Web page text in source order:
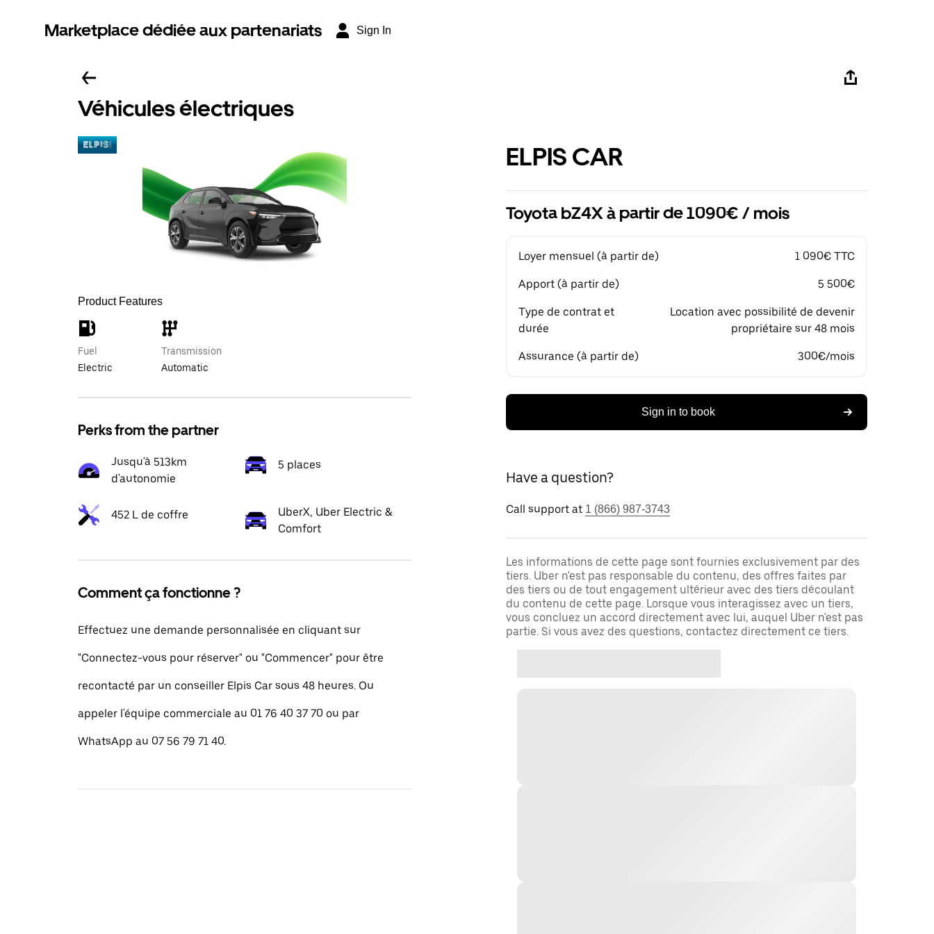
Marketplace dédiée aux partenariats Sign In
Véhicules électriques
Product Features
Fuel
Electric
Transmission
Automatic
Perks from the partner
Jusqu'à 513km
d'autonomie
5 places
452 L de coffre
UberX, Uber Electric &
Comfort
Comment ça fonctionne ?
Effectuez une demande personnalisée en cliquant sur
"Connectez-vous pour réserver" ou "Commencer" pour être
recontacté par un conseiller Elpis Car sous 48 heures. Ou
appeler l'équipe commerciale au 01 76 40 37 70 ou par
WhatsApp au 07 56 79 71 40.
ELPIS CAR
Toyota bZ4X à partir de 1090€ / mois
Loyer mensuel (à partir de) 1 090€ TTC
Apport (à partir de) 5 500€
Type de contrat et
durée
Location avec possibilité de devenir
propriétaire sur 48 mois
Assurance (à partir de) 300€/mois
Sign in to book
Have a question?
Call support at 1 (866) 987-3743
Les informations de cette page sont fournies exclusivement par des
tiers. Uber n'est pas responsable du contenu, des offres faites par
des tiers ou de tout engagement ultérieur avec des tiers découlant
du contenu de cette page. Lorsque vous interagissez avec un tiers,
vous concluez un accord directement avec lui, auquel Uber n'est pas
partie. Si vous avez des questions, contactez directement ce tiers.